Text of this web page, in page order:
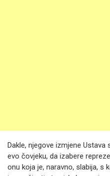
Dakle, njegove izmjene
evo čovjeku, da izabere
onu koja je, naravno, slabija, s